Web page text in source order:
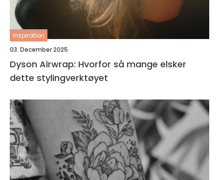
inspiration
03. December 2025
Dyson Airwrap: Hvorfor så mange elsker
dette stylingverktøyet